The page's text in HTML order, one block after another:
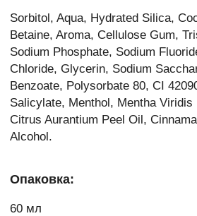
Sorbitol, Aqua, Hydrated Silica,
Betaine, Aroma, Cellulose Gum,
Sodium Phosphate, Sodium
Chloride, Glycerin, Sodium
Benzoate, Polysorbate 80, CI
Salicylate, Menthol, Mentha Viridis
Citrus Aurantium Peel Oil,
Alcohol.
Опаковка:
60 мл